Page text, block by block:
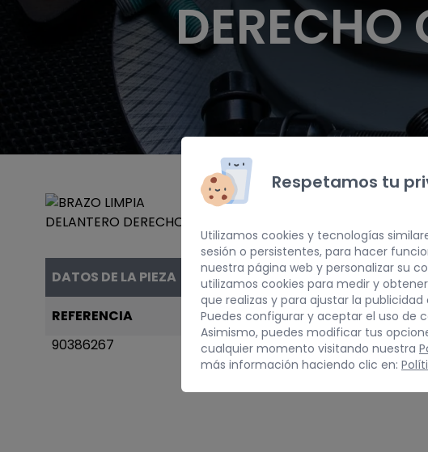
DERECHO
DATOS DE LA PIEZA
REFERENCIA
90386267
AÑO
1995
Respetamos tu
Utilizamos cookies y tecnologías
sesión o persistentes, para hacer
nuestra página web y personalizar su
utilizamos cookies para medir y
que realizas y para ajustar la
Puedes configurar y aceptar el uso de
Asimismo, puedes modificar tus
cualquier momento visitando nuestra
más información haciendo clic en: